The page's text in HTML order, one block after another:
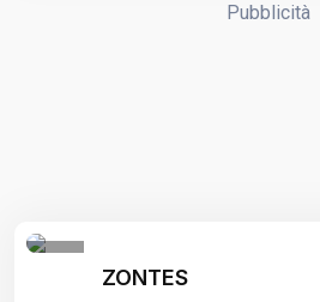
Pubblicità
ZONTES